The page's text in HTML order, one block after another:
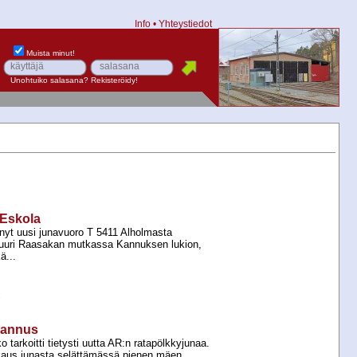
Info • Yhteystiedot
Muista minut!
Unohtuiko salasana? Rekisteröidy!
uusi junavuoro T 5411 Alholmasta
Raasakan mutkassa Kannuksen lukion,
tarkoitti tietysti uutta AR:n ratapölkkyjunaa.